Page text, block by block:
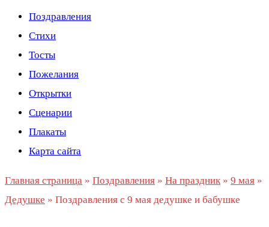
Поздравления
Стихи
Тосты
Пожелания
Открытки
Сценарии
Плакаты
Карта сайта
Главная страница » Поздравления » На праздник » 9 мая »
Дедушке » Поздравления с 9 мая дедушке и бабушке